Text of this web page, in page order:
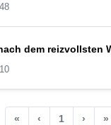
dem reizvollsten
« ‹ 1 › »